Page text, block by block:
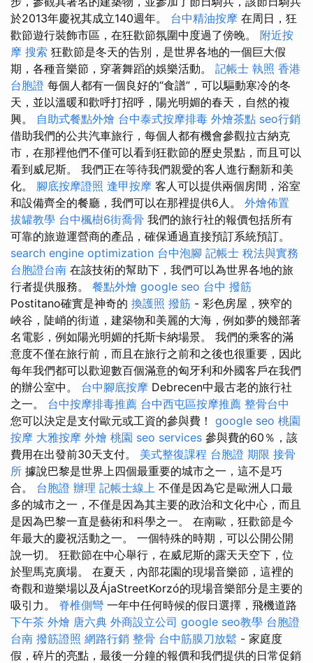
於2013年慶祝其成立140週年。 台中精油按摩 在周日，狂
歡節遊行裝飾市區，在狂歡節氛圍中度過了傍晚。 附近按
摩 搜索 狂歡節是冬天的告別，是世界各地的一個巨大假
期，各種音樂節，穿著舞蹈的娛樂活動。 記帳士 執照 香港
台胞證 每個人都有一個良好的“食譜”，可以驅動寒冷的冬
天，並以溫暖和歡呼打招呼，陽光明媚的春天，自然的複
興。 自助式餐點外燴 台中泰式按摩排毒 外燴茶點 seo行銷
借助我們的公共汽車旅行，每個人都有機會參觀拉古納克
市，在那裡他們不僅可以看到狂歡節的歷史景點，而且可以
看到威尼斯。 我們正在等待我們親愛的客人進行翻新和美
化。 腳底按摩證照 逢甲按摩 客人可以提供兩個房間，浴室
和設備齊全的餐廳，我們可以在那裡提供6人。 外燴佈置
拔罐教學 台中楓樹6街喬骨 我們的旅行社的報價包括所有
可靠的旅遊運營商的產品，確保通過直接預訂系統預訂。
search engine optimization 台中泡腳 記帳士 稅法與實務
台胞證台南 在該技術的幫助下，我們可以為世界各地的旅
行者提供服務。 餐點外燴 google seo 台中 撥筋
Postitano確實是神奇的 換護照 撥筋 - 彩色房屋，狹窄的
峽谷，陡峭的街道，建築物和美麗的大海，例如夢的幾部著
名電影，例如陽光明媚的托斯卡納場景。 我們的乘客的滿
意度不僅在旅行前，而且在旅行之前和之後也很重要，因此
每年我們都可以歡迎數百個滿意的匈牙利和外國客戶在我們
的辦公室中。 台中腳底按摩 Debrecen中最古老的旅行社
之一。 台中按摩排毒推薦 台中西屯區按摩推薦 整骨台中
您可以決定是支付歐元或工資的參與費！ google seo 桃園
按摩 大雅按摩 外燴 桃園 seo services 參與費的60％，該
費用在出發前30天支付。 美式整復課程 台胞證 期限 接骨
所 據說巴黎是世界上四個最重要的城市之一，這不是巧
合。 台胞證 辦理 記帳士線上 不僅是因為它是歐洲人口最
多的城市之一，不僅是因為其主要的政治和文化中心，而且
是因為巴黎一直是藝術和科學之一。 在南歐，狂歡節是今
年最大的慶祝活動之一。 一個特殊的時期，可以公開公開
說一切。 狂歡節在中心舉行，在威尼斯的露天天空下，位
於聖馬克廣場。 在夏天，內部花園的現場音樂節，這裡的
奇觀和遊樂場以及ÁjaStreetKorzó的現場音樂部分是主要的
吸引力。 脊椎側彎 一年中任何時候的假日選擇，飛機道路
下午茶 外燴 唐六典 外商設立公司 google seo教學 台胞證
台南 撥筋證照 網路行銷 整骨 台中筋膜刀放鬆 - 家庭度
假，碎片的亮點，最後一分鐘的報價和我們提供的日常促銷